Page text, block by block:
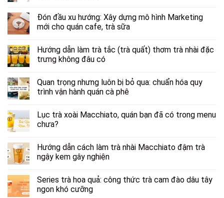
Đón đầu xu hướng: Xây dựng mô hình Marketing
mới cho quán cafe, trà sữa
Hướng dẫn làm trà tắc (trà quất) thơm trà nhài đặc
trưng không đâu có
Quan trọng nhưng luôn bị bỏ qua: chuẩn hóa quy
trình vận hành quán cà phê
Lục trà xoài Macchiato, quán bạn đã có trong menu
chưa?
Hướng dẫn cách làm trà nhài Macchiato đậm trà
ngậy kem gây nghiện
Series trà hoa quả: công thức trà cam đào dâu tây
ngon khó cưỡng